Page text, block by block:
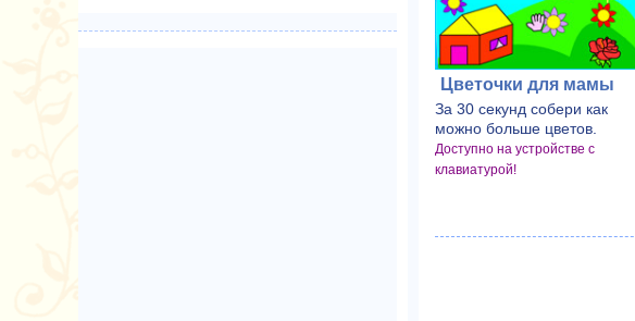
Цветочки для мамы
За 30 секунд собери как
можно больше цветов.
Доступно на устройстве с
клавиатурой!